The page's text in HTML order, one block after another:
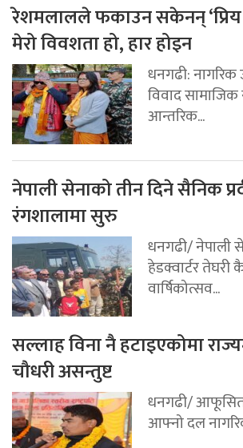
रेशमलालले फकाउन सकेनन् ‘प्रिय
मेरो विवशता हो, हार होइन
धनगढी: नागरिक
विवाद
आन्तरिक...
नेपाली सेनाको तीन दिने सैनिक
रंगशालामा सुरु
धनगढी/ नेपाली
हेडक्वार्टर
वार्षिकोत्सव...
सल्लाह विना नै हटाइएकोमा
चौधरी असन्तुष्ट
धनगढी/
आफ्नो दल